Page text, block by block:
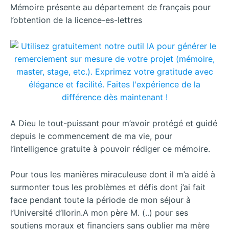
Mémoire présente au département de français pour
l’obtention de la licence-es-lettres
A Dieu le tout-puissant pour m’avoir protégé et guidé
depuis le commencement de ma vie, pour
l’intelligence gratuite à pouvoir rédiger ce mémoire.
Pour tous les manières miraculeuse dont il m’a aidé à
surmonter tous les problèmes et défis dont j’ai fait
face pendant toute la période de mon séjour à
l’Université d’Ilorin.A mon père M. (..) pour ses
soutiens moraux et financiers sans oublier ma mère